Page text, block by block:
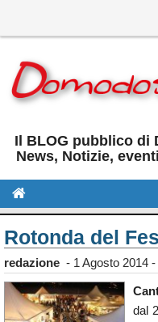
Il BLOG pubblico di
News, Notizie,
Sport
Eventi
Rotonda del
redazione - 1 Agosto 2014
dal